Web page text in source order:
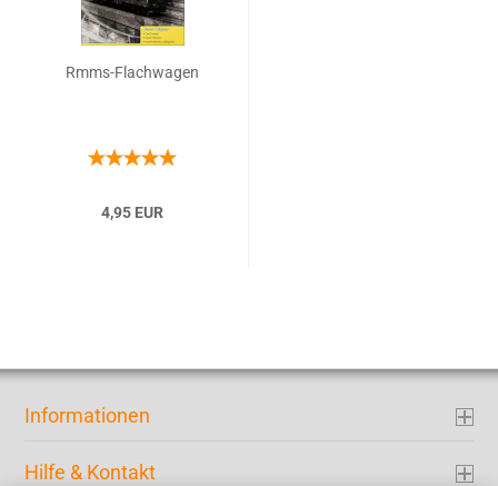
Rmms-Flachwagen
4,95 EUR
Informationen
Hilfe & Kontakt